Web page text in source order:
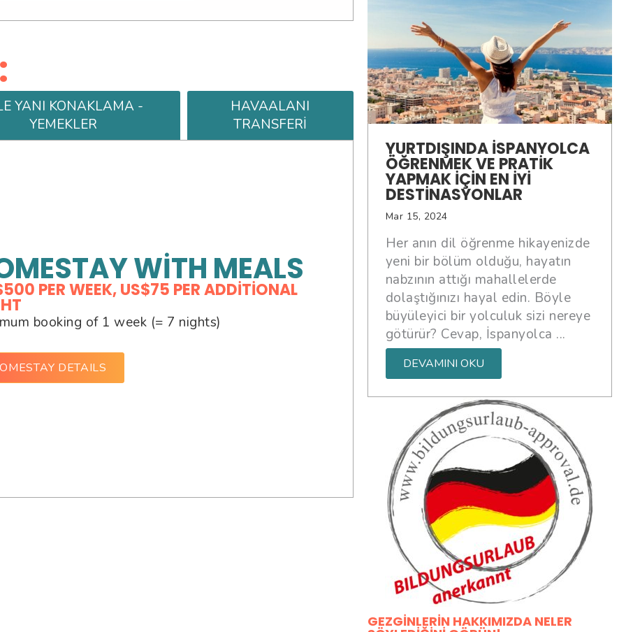
YANI KONAKLAMA -
YEMEKLER
HAVAALANI
TRANSFERİ
WITH MEALS
PER WEEK, US$75 PER ADDITIONAL
booking of 1 week (= 7 nights)
DETAILS
YURTDIŞINDA İSPANYOLCA
ÖĞRENMEK VE PRATIK
YAPMAK IÇIN EN İYI
DESTINASYONLAR
Mar 15, 2024
Her anın dil öğrenme hikayenizde
yeni bir bölüm olduğu, hayatın
nabzının attığı mahallelerde
dolaştığınızı hayal edin. Böyle
büyüleyici bir yolculuk sizi nereye
götürür? Cevap, İspanyolca ...
DEVAMINI OKU
GEZGINLERIN HAKKIMIZDA NELER